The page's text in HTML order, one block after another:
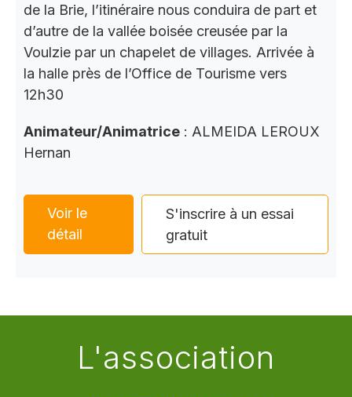
de la Brie, l’itinéraire nous conduira de part et
d’autre de la vallée boisée creusée par la
Voulzie par un chapelet de villages. Arrivée à
la halle près de l’Office de Tourisme vers
12h30
Animateur/Animatrice : ALMEIDA LEROUX
Hernan
Voir le
détail
S'inscrire à un essai
gratuit
L'association